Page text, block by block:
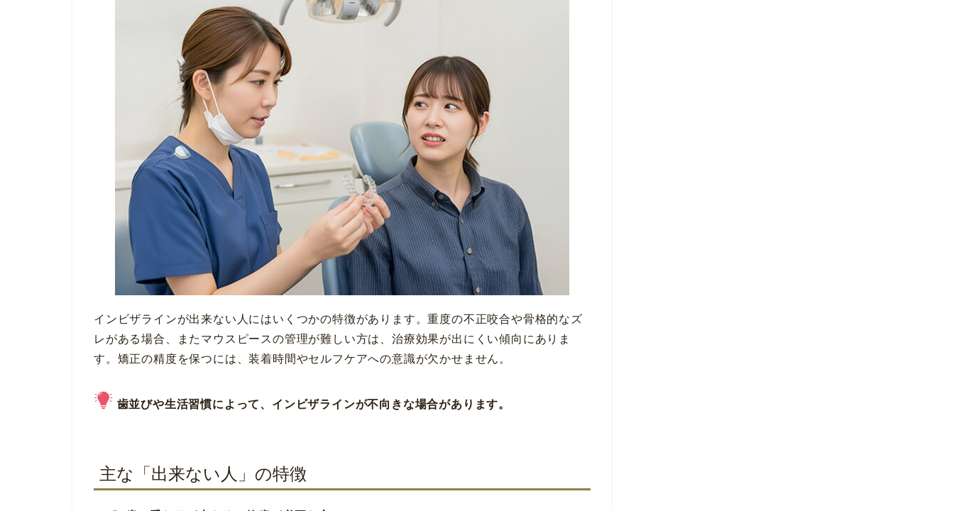
インビザラインが出来ない人にはいくつかの特徴があります。重度の不正咬合や骨格的なズ
レがある場合、またマウスピースの管理が難しい方は、治療効果が出にくい傾向にありま
す。矯正の精度を保つには、装着時間やセルフケアへの意識が欠かせません。
歯並びや生活習慣によって、インビザラインが不向きな場合があります。
主な「出来ない人」の特徴